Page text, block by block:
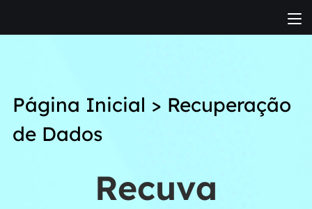
Página Inicial > Recuperação
de Dados
Recuva